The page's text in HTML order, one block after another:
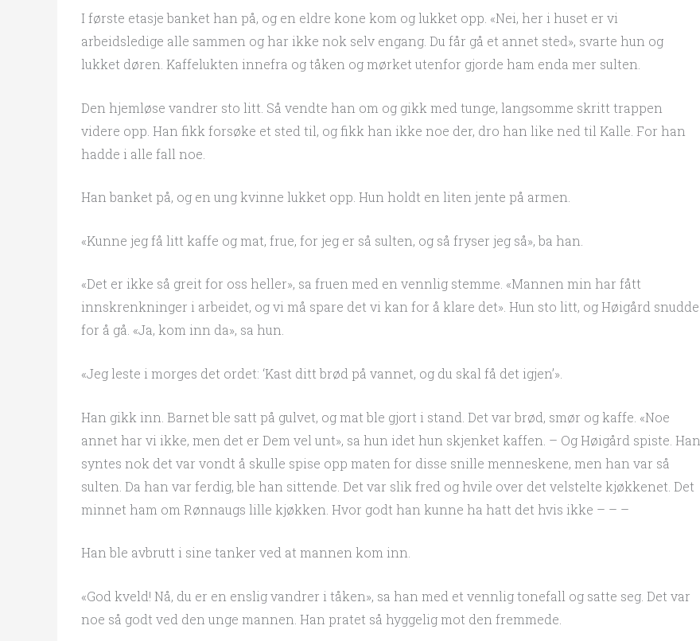
I første etasje banket han på, og en eldre kone kom og lukket opp. «Nei, her i huset er vi
arbeidsledige alle sammen og har ikke nok selv engang. Du får gå et annet sted», svarte hun og
lukket døren. Kaffelukten innefra og tåken og mørket utenfor gjorde ham enda mer sulten.
Den hjemløse vandrer sto litt. Så vendte han om og gikk med tunge, langsomme skritt trappen
videre opp. Han fikk forsøke et sted til, og fikk han ikke noe der, dro han like ned til Kalle. For han
hadde i alle fall noe.
Han banket på, og en ung kvinne lukket opp. Hun holdt en liten jente på armen.
«Kunne jeg få litt kaffe og mat, frue, for jeg er så sulten, og så fryser jeg så», ba han.
«Det er ikke så greit for oss heller», sa fruen med en vennlig stemme. «Mannen min har fått
innskrenkninger i arbeidet, og vi må spare det vi kan for å klare det». Hun sto litt, og Høigård snudde
for å gå. «Ja, kom inn da», sa hun.
«Jeg leste i morges det ordet: ‘Kast ditt brød på vannet, og du skal få det igjen’».
Han gikk inn. Barnet ble satt på gulvet, og mat ble gjort i stand. Det var brød, smør og kaffe. «Noe
annet har vi ikke, men det er Dem vel unt», sa hun idet hun skjenket kaffen. – Og Høigård spiste. Han
syntes nok det var vondt å skulle spise opp maten for disse snille menneskene, men han var så
sulten. Da han var ferdig, ble han sittende. Det var slik fred og hvile over det velstelte kjøkkenet. Det
minnet ham om Rønnaugs lille kjøkken. Hvor godt han kunne ha hatt det hvis ikke – – –
Han ble avbrutt i sine tanker ved at mannen kom inn.
«God kveld! Nå, du er en enslig vandrer i tåken», sa han med et vennlig tonefall og satte seg. Det var
noe så godt ved den unge mannen. Han pratet så hyggelig mot den fremmede.